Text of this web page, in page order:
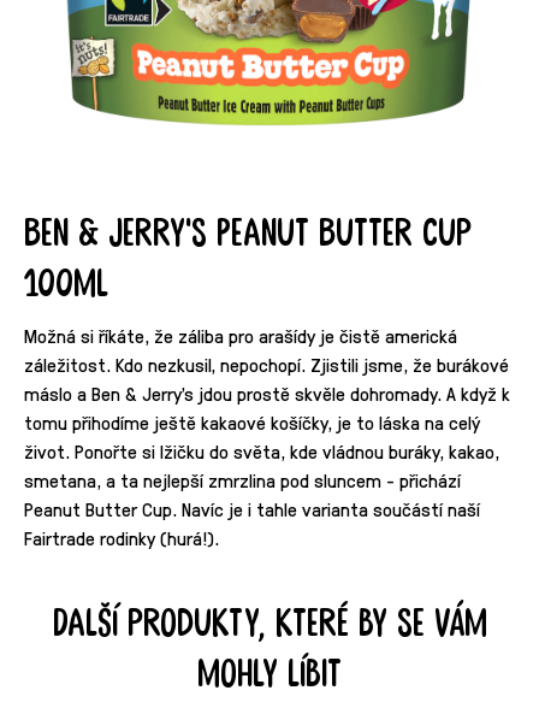
Ben & Jerry's Peanut Butter Cup
100ml
Možná si říkáte, že záliba pro arašídy je čistě americká
záležitost. Kdo nezkusil, nepochopí. Zjistili jsme, že burákové
máslo a Ben & Jerry's jdou prostě skvěle dohromady. A když k
tomu přihodíme ještě kakaové košíčky, je to láska na celý
život. Ponořte si lžičku do světa, kde vládnou buráky, kakao,
smetana, a ta nejlepší zmrzlina pod sluncem - přichází
Peanut Butter Cup. Navíc je i tahle varianta součástí naší
Fairtrade rodinky (hurá!).
Další produkty, které by se vám
mohly líbit